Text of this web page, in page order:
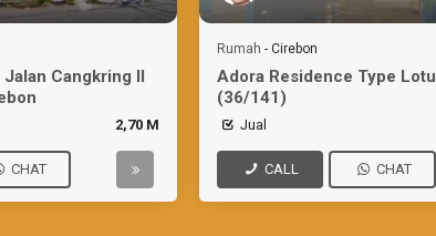
Cangkring II
2,70 M
CHAT
Rumah - Cirebon
Adora Residence Type
(36/141)
Jual
CALL CHAT